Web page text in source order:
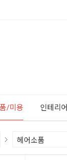
/미용 인테리어